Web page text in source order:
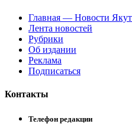
Главная — Новости
Лента новостей
Рубрики
Об издании
Реклама
Подписаться
Контакты
Телефон редакции